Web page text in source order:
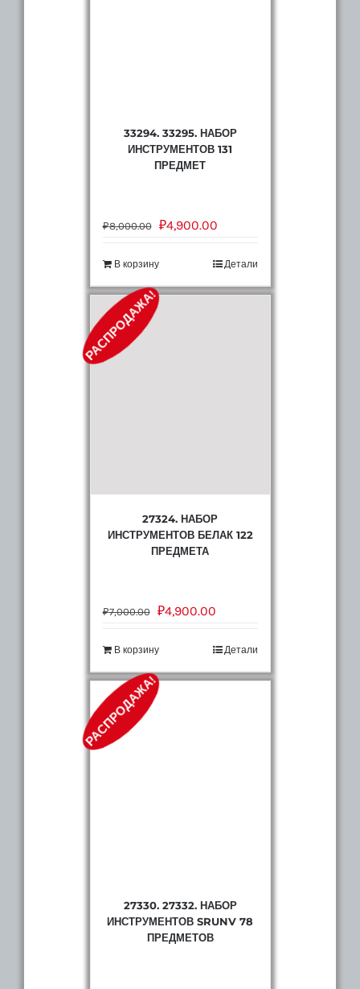
33294. 33295. НАБОР
ИНСТРУМЕНТОВ 131
ПРЕДМЕТ
₽8,000.00 ₽4,900.00
В корзину Детали
РАСПРОДАЖА!
27324. НАБОР
ИНСТРУМЕНТОВ БЕЛАК 122
ПРЕДМЕТА
₽7,000.00 ₽4,900.00
В корзину Детали
РАСПРОДАЖА!
27330. 27332. НАБОР
ИНСТРУМЕНТОВ SRUNV 78
ПРЕДМЕТОВ